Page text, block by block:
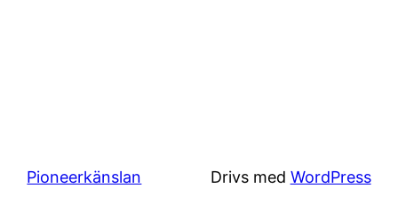
Pioneerkänslan Drivs med WordPress